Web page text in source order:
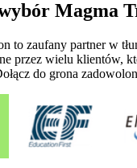
Magma
to zaufany partner w
przez wielu klientów,
do grona